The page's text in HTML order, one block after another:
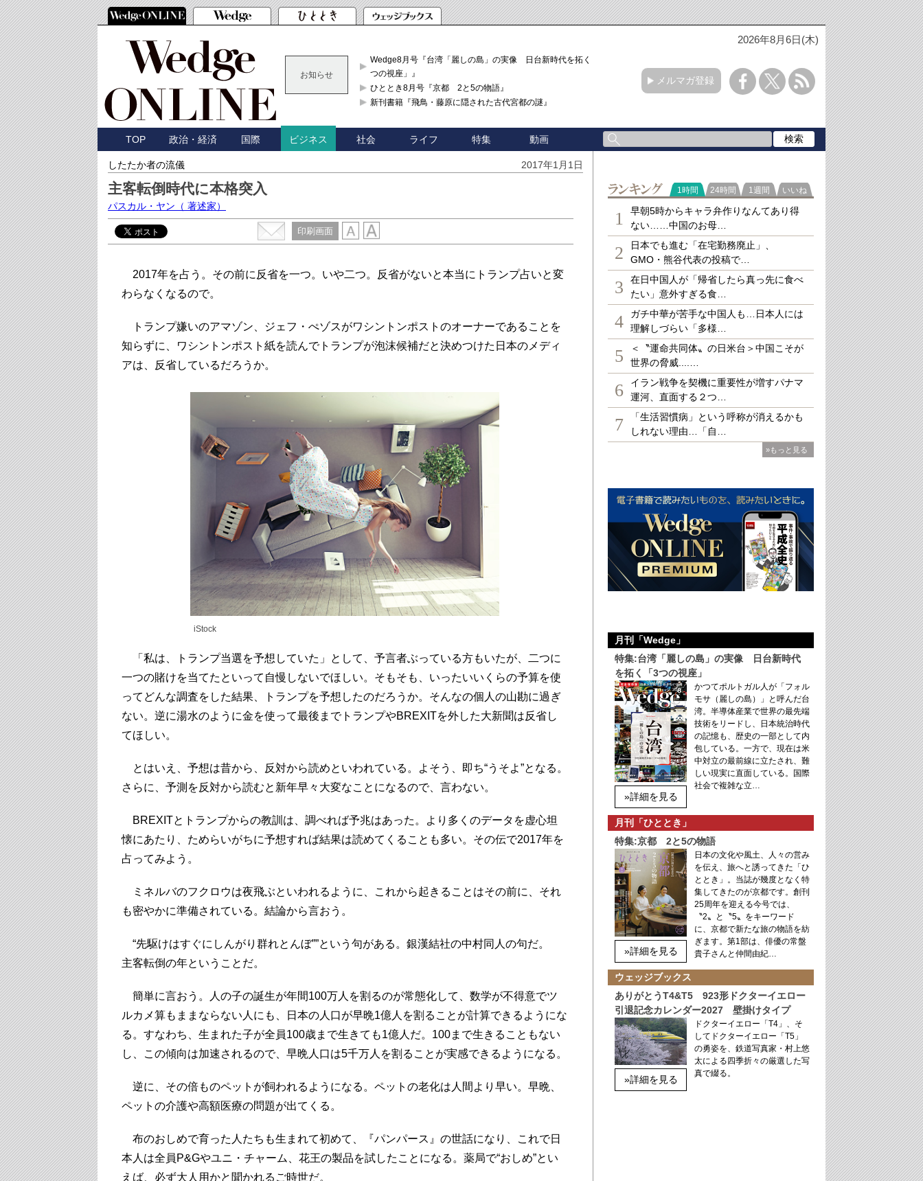
2026年8月6日(木)
お知らせ
Wedge8月号『台湾「麗しの島」の実像 日台新時代を拓く「3
つの視座」』
ひととき8月号『京都 2と5の物語』
新刊書籍『飛鳥・藤原に隠された古代宮都の謎』
メルマガ登録
TOP 政治・経済 国際 ビジネス 社会 ライフ 特集 動画
したたか者の流儀 2017年1月1日
主客転倒時代に本格突入
パスカル・ヤン （ 著述家）
印刷画面
2017年を占う。その前に反省を一つ。いや二つ。反省がないと本当にトランプ占いと変
わらなくなるので。
トランプ嫌いのアマゾン、ジェフ・ぺゾスがワシントンポストのオーナーであることを
知らずに、ワシントンポスト紙を読んでトランプが泡沫候補だと決めつけた日本のメディ
アは、反省しているだろうか。
iStock
「私は、トランプ当選を予想していた」として、予言者ぶっている方もいたが、二つに
一つの賭けを当てたといって自慢しないでほしい。そもそも、いったいいくらの予算を使
ってどんな調査をした結果、トランプを予想したのだろうか。そんなの個人の山勘に過ぎ
ない。逆に湯水のように金を使って最後までトランプやBREXITを外した大新聞は反省し
てほしい。
とはいえ、予想は昔から、反対から読めといわれている。よそう、即ち“うそよ”となる。
さらに、予測を反対から読むと新年早々大変なことになるので、言わない。
BREXITとトランプからの教訓は、調べれば予兆はあった。より多くのデータを虚心坦
懐にあたり、ためらいがちに予想すれば結果は読めてくることも多い。その伝で2017年を
占ってみよう。
ミネルバのフクロウは夜飛ぶといわれるように、これから起きることはその前に、それ
も密やかに準備されている。結論から言おう。
“先駆けはすぐにしんがり群れとんぼ””という句がある。銀漢結社の中村同人の句だ。
主客転倒の年ということだ。
簡単に言おう。人の子の誕生が年間100万人を割るのが常態化して、数学が不得意でツ
ルカメ算もままならない人にも、日本の人口が早晩1億人を割ることが計算できるようにな
る。すなわち、生まれた子が全員100歳まで生きても1億人だ。100まで生きることもない
し、この傾向は加速されるので、早晩人口は5千万人を割ることが実感できるようになる。
逆に、その倍ものペットが飼われるようになる。ペットの老化は人間より早い。早晩、
ペットの介護や高額医療の問題が出てくる。
布のおしめで育った人たちも生まれて初めて、『パンパース』の世話になり、これで日
本人は全員P&Gやユニ・チャーム、花王の製品を試したことになる。薬局で“おしめ”とい
えば、必ず大人用かと聞かれるご時世だ。
ランキング
1時間 24時間 1週間 いいね
1
早朝5時からキャラ弁作りなんてあり得
ない……中国のお母…
2
日本でも進む「在宅勤務廃止」、
GMO・熊谷代表の投稿で…
3
在日中国人が「帰省したら真っ先に食べ
たい」意外すぎる食…
4
ガチ中華が苦手な中国人も…日本人には
理解しづらい「多様…
5
＜〝運命共同体〟の日米台＞中国こそが
世界の脅威....…
6
イラン戦争を契機に重要性が増すパナマ
運河、直面する２つ…
7
「生活習慣病」という呼称が消えるかも
しれない理由…「自…
»もっと見る
月刊「Wedge」
特集:台湾「麗しの島」の実像 日台新時代
を拓く「3つの視座」
»詳細を見る
かつてポルトガル人が「フォル
モサ（麗しの島）」と呼んだ台
湾。半導体産業で世界の最先端
技術をリードし、日本統治時代
の記憶も、歴史の一部として内
包している。一方で、現在は米
中対立の最前線に立たされ、難
しい現実に直面している。国際
社会で複雑な立…
月刊「ひととき」
特集:京都 2と5の物語
»詳細を見る
日本の文化や風土、人々の営み
を伝え、旅へと誘ってきた「ひ
ととき」。当誌が幾度となく特
集してきたのが京都です。創刊
25周年を迎える今号では、
〝2〟と〝5〟をキーワード
に、京都で新たな旅の物語を紡
ぎます。第1部は、俳優の常盤
貴子さんと仲間由紀…
ウェッジブックス
ありがとうT4&T5 923形ドクターイエロー
引退記念カレンダー2027 壁掛けタイプ
»詳細を見る
ドクターイエロー「T4」、そ
してドクターイエロー「T5」
の勇姿を、鉄道写真家・村上悠
太による四季折々の厳選した写
真で綴る。